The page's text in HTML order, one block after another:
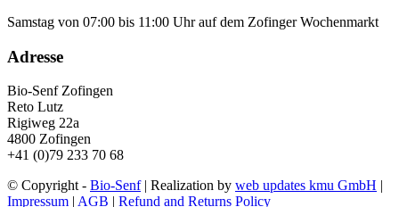
Samstag von 07:00 bis 11:00 Uhr auf dem Zofinger Wochenmarkt
Adresse
Bio-Senf Zofingen
Reto Lutz
Rigiweg 22a
4800 Zofingen
+41 (0)79 233 70 68
© Copyright - Bio-Senf| Realization by web updates kmu GmbH |
Impressum | AGB | Refund and Returns Policy